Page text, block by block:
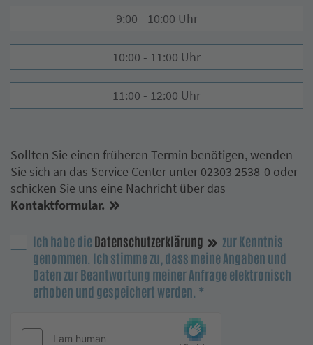
9:00 - 10:00 Uhr
10:00 - 11:00 Uhr
11:00 - 12:00 Uhr
Sollten Sie einen früheren Termin benötigen, wenden
Sie sich an das Service Center unter 02303 2538-0 oder
schicken Sie uns eine Nachricht über das
Kontaktformular.
Ich habe dieDatenschutzerklärung
zur Kenntnis
genommen. Ich stimme zu, dass meine Angaben und
Daten zur Beantwortung meiner Anfrage elektronisch
erhoben und gespeichert werden. *